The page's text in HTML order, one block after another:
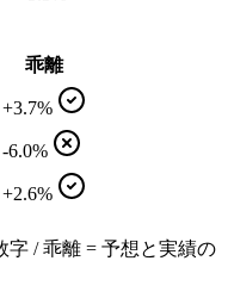
乖離
+3.7%
-6.0%
+2.6%
字 / 乖離 = 予想と実績の